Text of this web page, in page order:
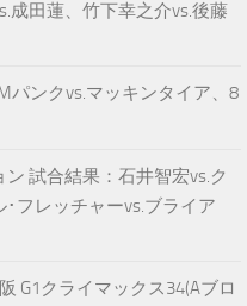
成田蓮、竹下幸之介vs.後藤
パンクvs.マッキンタイア、8
ン 試合結果：石井智宏vs.ク
フレッチャーvs.ブライア
G1クライマックス34(Aブロ